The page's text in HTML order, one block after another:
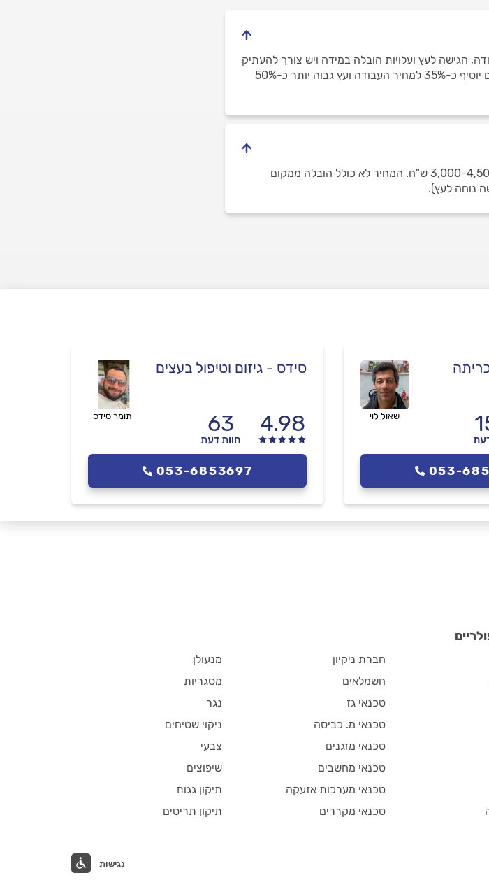
הגישה לעץ ועלויות הובלה במידה ויש צורך להעתיק
עץ למקום חיצוני. העתקת עץ שגדול מ-5 מטרים יוסיף כ-35% למחיר העבודה ועץ גבוה יותר כ-50%
העתקת עץ בינוני שגובהו עד 5 מטרים נע בין 3,000-4,500 ש"ח. המחיר לא כולל הובלה ממקום
נוחה לעץ).
שאול לוי
053-
סידס - גיזום וטיפול בעצים
4.98
63
חוות דעת
תומר סידס
053-6853697
חברת ניקיון
חשמלאים
טכנאי גז
טכנאי מ. כביסה
טכנאי מזגנים
טכנאי מחשבים
טכנאי מערכות אזעקה
טכנאי מקררים
מנעולן
מסגריות
נגר
ניקוי שטיחים
צבעי
שיפוצים
תיקון גגות
תיקון תריסים
נגישות